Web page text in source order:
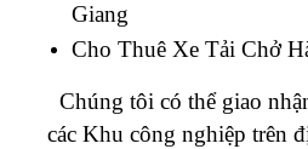
Giang
Cho Thuê Xe Tải Chở
Chúng tôi có thể giao
các Khu công nghiệp trên